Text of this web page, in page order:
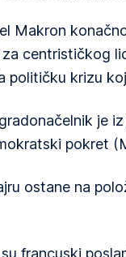
Makron
centrističkog
političku krizu
je
pokret
ostane na
francuski